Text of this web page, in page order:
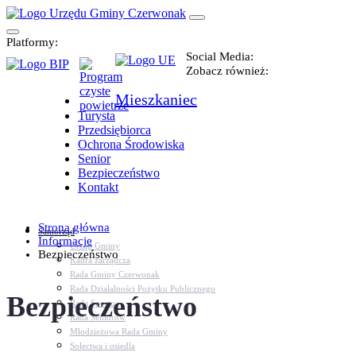
Platformy:
Social Media:
Zobacz również:
Mieszkaniec
Turysta
Przedsiębiorca
Ochrona Środowiska
Senior
Bezpieczeństwo
Kontakt
Samorząd
Urząd Gminy
Kadra zarządcza
Rada Gminy Czerwonak
Rada Działalności Pożytku Publicznego
Rada Sportu
Rada Seniorów
Młodzieżowa Rada Gminy
Sołectwa i osiedla
Strona główna
Informacje
Bezpieczeństwo
Bezpieczeństwo